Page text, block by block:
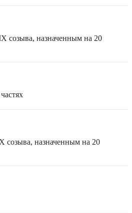
созыва, назначенным на 20
созыва, назначенным на 20